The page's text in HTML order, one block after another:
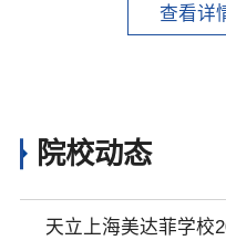
查看详
院校动态
天立上海美达菲学校